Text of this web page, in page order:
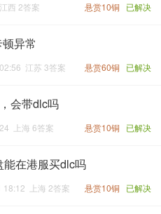
悬赏10铜 已解决
西 2答案
异常
悬赏60铜 已解决
江苏 3答案
会带dlc吗
悬赏10铜 已解决
上海 6答案
在港服买dlc吗
悬赏10铜 已解决
18:12 上海 2答案